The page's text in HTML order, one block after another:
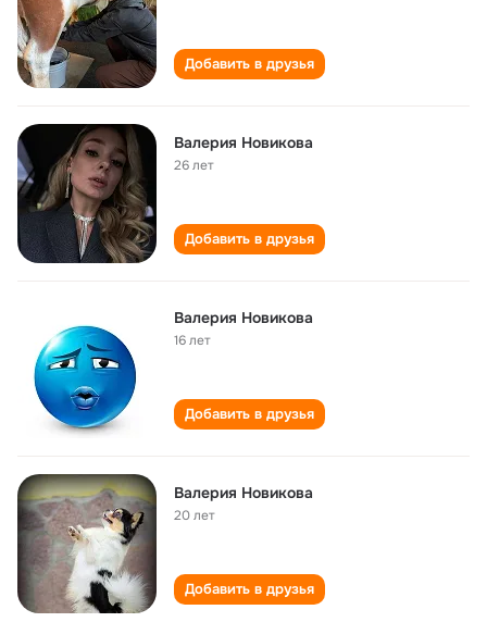
Добавить в друзья
Валерия Новикова
26 лет
Добавить в друзья
Валерия Новикова
16 лет
Добавить в друзья
Валерия Новикова
20 лет
Добавить в друзья